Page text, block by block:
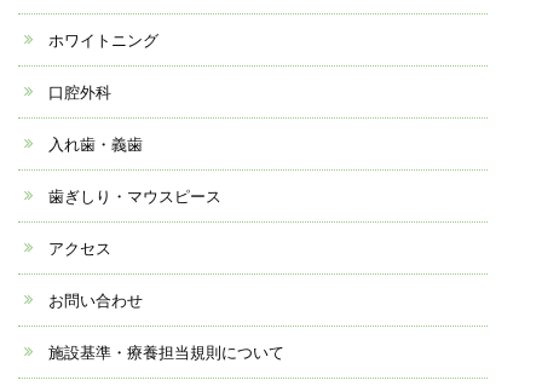
ホワイトニング
口腔外科
入れ歯・義歯
歯ぎしり・マウスピース
アクセス
お問い合わせ
施設基準・療養担当規則について